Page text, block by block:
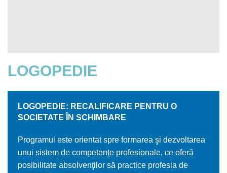
LOGOPEDIE
LOGOPEDIE: RECALIFICARE PENTRU O
SOCIETATE ÎN SCHIMBARE
Programul este orientat spre formarea şi dezvoltarea
unui sistem de competenţe profesionale, ce oferă
posibilitate absolvenţilor să practice profesia de